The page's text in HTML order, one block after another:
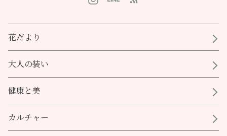
花だより
大人の装い
健康と美
カルチャー